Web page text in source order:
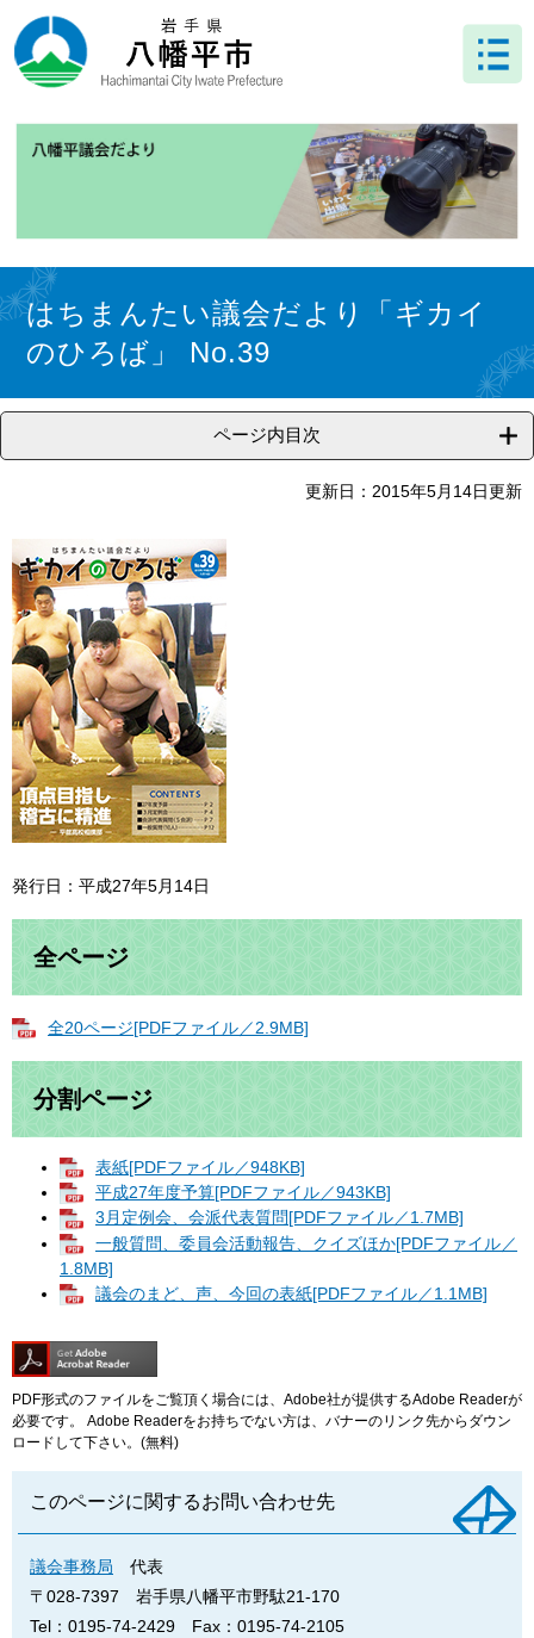
ー
ジ
ニ
ュ
文 はちまんたい議会だより「ギカイ
のひろば」 No.39
ページ内目次
更新日：2015年5月14日更新
発行日：平成27年5月14日
全ページ
全20ページ[PDFファイル／2.9MB]
分割ページ
表紙[PDFファイル／948KB]
平成27年度予算[PDFファイル／943KB]
3月定例会、会派代表質問[PDFファイル／1.7MB]
一般質問、委員会活動報告、クイズほか[PDFファイル／
1.8MB]
議会のまど、声、今回の表紙[PDFファイル／1.1MB]
PDF形式のファイルをご覧頂く場合には、Adobe社が提供するAdobe Readerが
必要です。
Adobe Readerをお持ちでない方は、バナーのリンク先からダウン
ロードして下さい。(無料)
このページに関するお問い合わせ先
議会事務局
代表
〒028-7397
岩手県八幡平市野駄21-170
Tel：0195-74-2429
Fax：0195-74-2105